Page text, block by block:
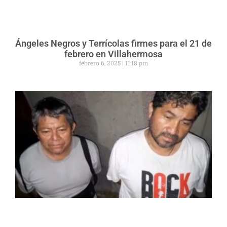
Ángeles Negros y Terrícolas firmes para el 21 de
febrero en Villahermosa
febrero 6, 2025 11:18 pm